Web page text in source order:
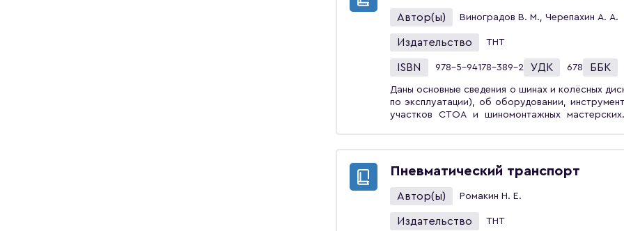
эксплуатационных работ современных технических систем. Учебное пособие направлено на
получение глубоких знаний и
обучающимися по программам подготовки
при подготовке кадров массовых
электрослесарей, сварщиков; переподготовке специалистов
предназначено для подготовки бакалавров
«Агроинженерия», «Эксплуатация
«Наземные транспортно-технологические
Автор(ы) Виноградов В. М., Черепахин А. А.
Издательство ТНТ
ISBN 978-5-94178-389-2 УДК 678 ББК
Даны основные сведения о шинах и колёсных
по эксплуатации), об оборудовании,
участков СТОА и шиномонтажных
быть полезен студентам вузов, учащимся
или модернизации шиномонтажных мастерских
Пневматический транспорт
Автор(ы) Ромакин Н. Е.
Издательство ТНТ